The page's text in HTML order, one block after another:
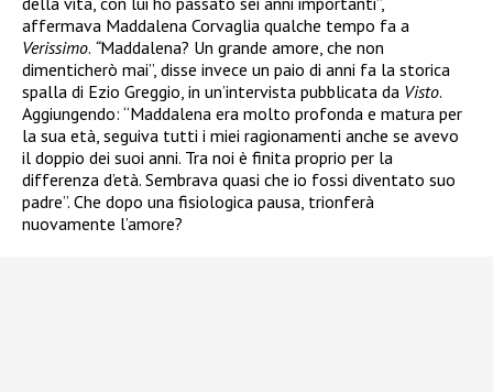
affermava Maddalena Corvaglia qualche tempo fa a
Verissimo. “Maddalena? Un grande amore, che non
dimenticherò mai”, disse invece un paio di anni fa la storica
spalla di Ezio Greggio, in un’intervista pubblicata da Visto.
Aggiungendo: “Maddalena era molto profonda e matura per
la sua età, seguiva tutti i miei ragionamenti anche se avevo
il doppio dei suoi anni. Tra noi è finita proprio per la
differenza d’età. Sembrava quasi che io fossi diventato suo
padre”. Che dopo una fisiologica pausa, trionferà
nuovamente l’amore?